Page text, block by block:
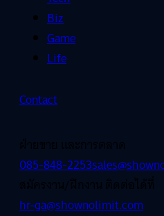
Biz
Game
Life
Contact
ฝ่ายขาย และการตลาด
085-848-2253
สมัครงาน/ฝึกงาน ติดต่อได้ที่
hr-ga@shownolimit.com